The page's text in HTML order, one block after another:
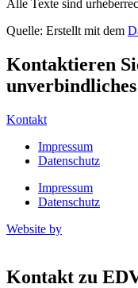
Alle Texte sind
Quelle: Erstellt mit dem
Kontaktieren
Kontakt
Impressum
Datenschutz
Impressum
Datenschutz
Website by
Kontakt zu